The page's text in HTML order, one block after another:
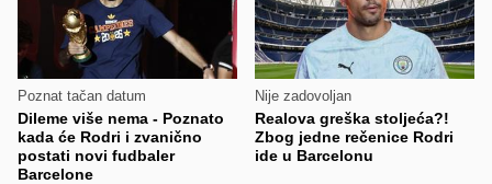
Poznat tačan datum
Dileme više nema - Poznato
kada će Rodri i zvanično
postati novi fudbaler
Barcelone
Nije zadovoljan
Realova greška stoljeća?!
Zbog jedne rečenice Rodri
ide u Barcelonu